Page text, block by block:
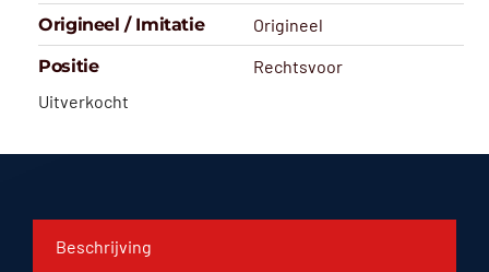
Origineel / Imitatie
Origineel
Positie
Rechtsvoor
Uitverkocht
Beschrijving